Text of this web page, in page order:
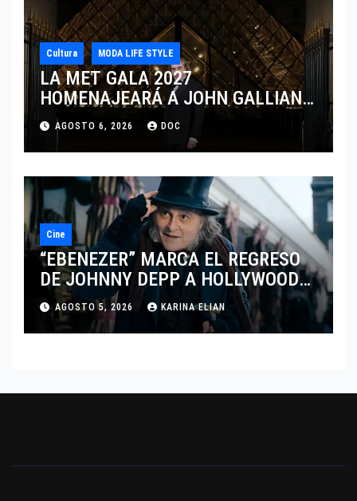
Cultura MODA LIFE STYLE
LA MET GALA 2027
HOMENAJEARÁ A JOHN GALLIANO
MARCANDO EL REGRESO DEL REY
DEL DRAMATISMO
AGOSTO 6, 2026 DOC
Cine
“EBENEZER” MARCA EL REGRESO
DE JOHNNY DEPP A HOLLYWOOD
TRAS SU PASO POR EL CINE
INDEPENDIENTE EUROPEO
AGOSTO 5, 2026 KARINA ELIAN